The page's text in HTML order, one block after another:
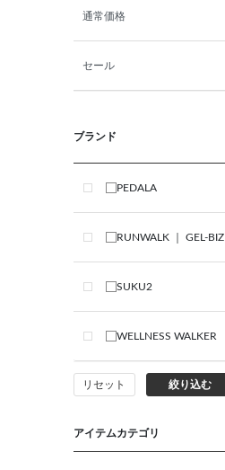
通常価格
セール
ブランド
PEDALA
RUNWALK ｜ GEL-BIZ
SUKU2
WELLNESS WALKER
リセット 絞り込む
アイテムカテゴリ